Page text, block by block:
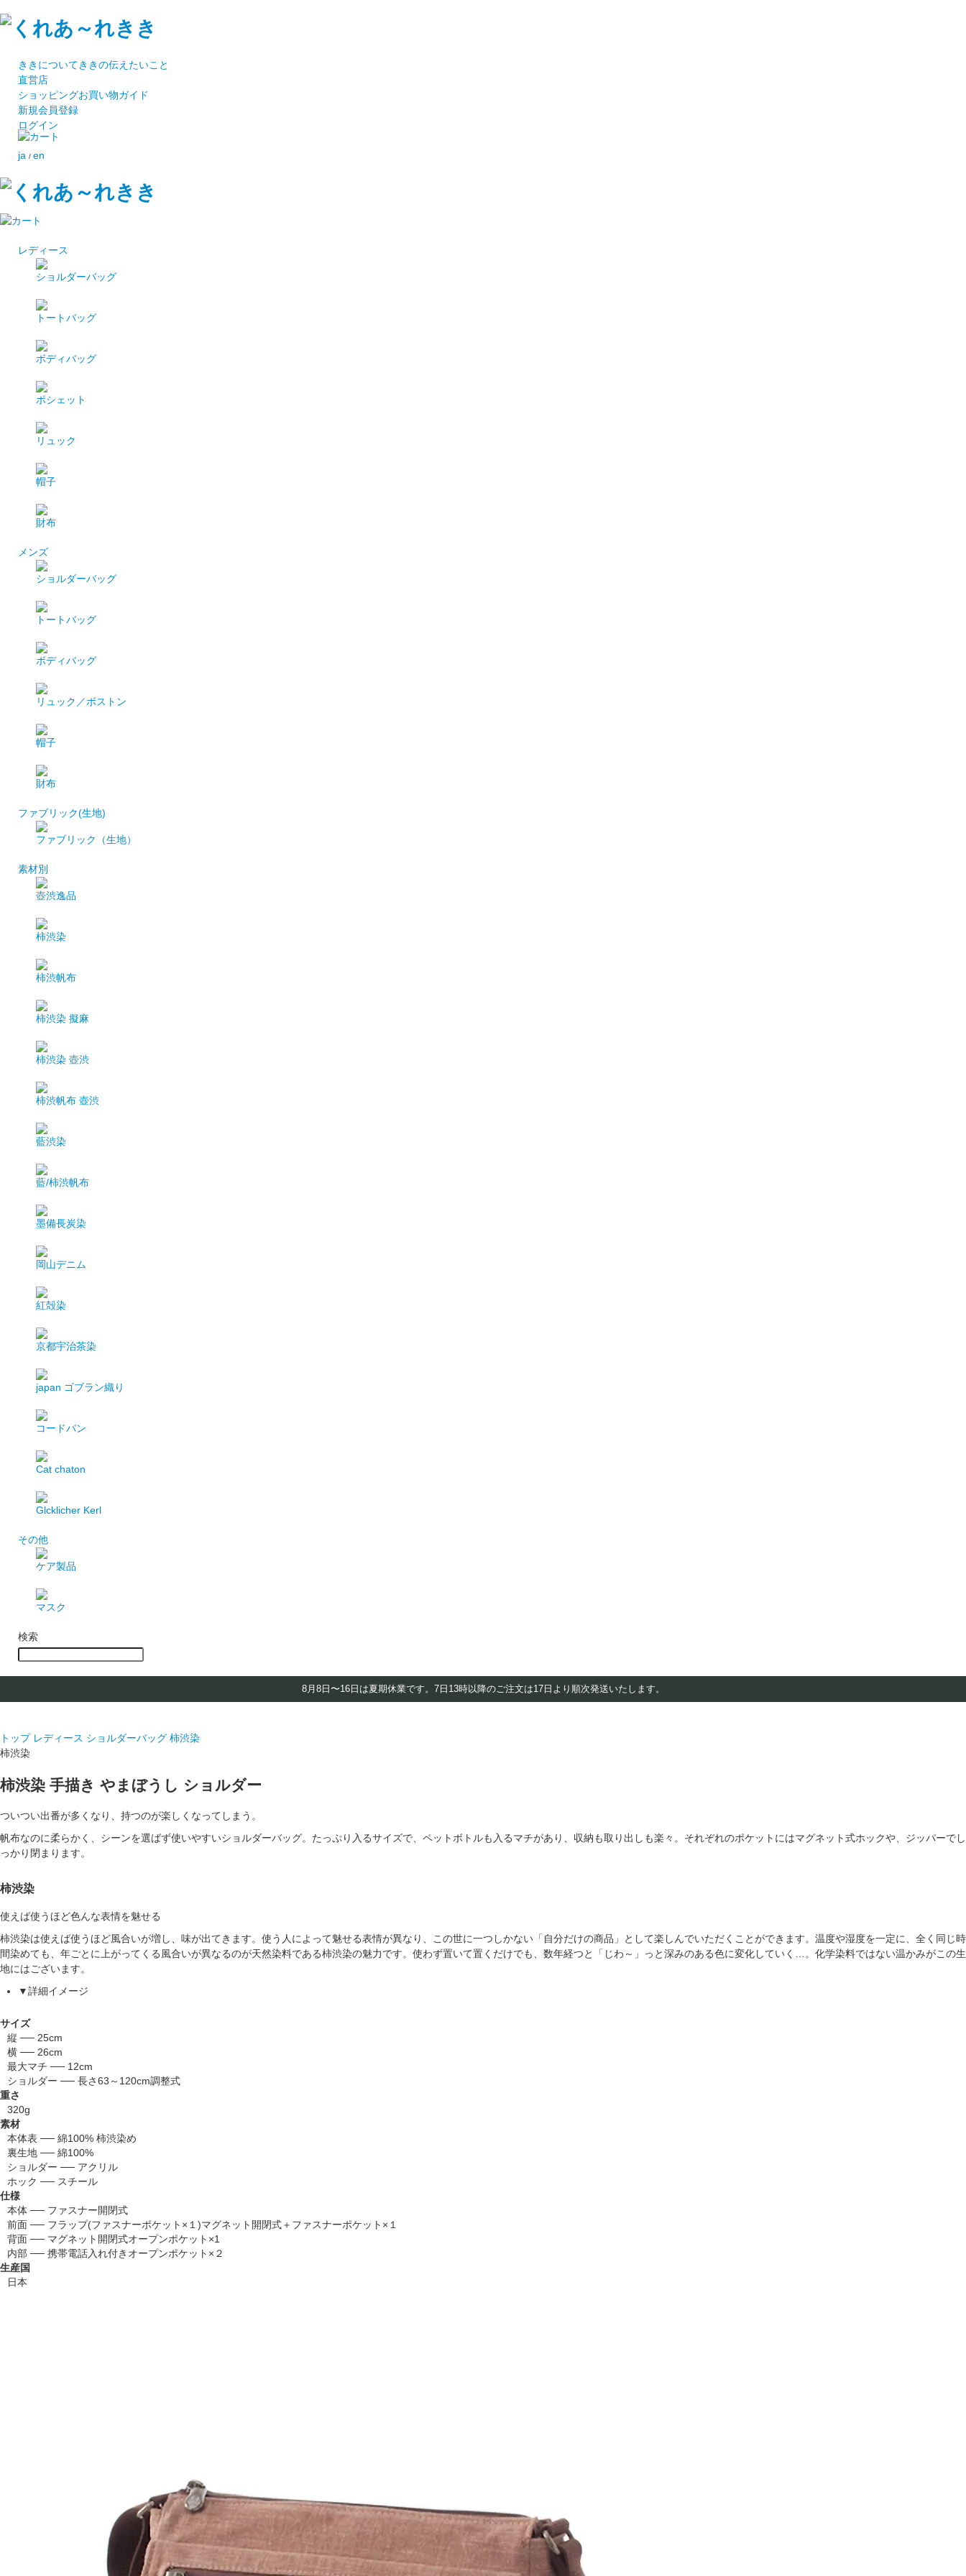
ききについてききの伝えたいこと
直営店
ショッピングお買い物ガイド
新規会員登録
ログイン
ja / en
レディース
ショルダーバッグ
トートバッグ
ボディバッグ
ポシェット
リュック
帽子
財布
メンズ
ショルダーバッグ
トートバッグ
ボディバッグ
リュック／ボストン
帽子
財布
ファブリック(生地)
ファブリック（生地）
素材別
壺渋逸品
柿渋染
柿渋帆布
柿渋染 擬麻
柿渋染 壺渋
柿渋帆布 壺渋
藍渋染
藍/柿渋帆布
墨備長炭染
岡山デニム
紅殻染
京都宇治茶染
japan ゴブラン織り
コードバン
Cat chaton
Glcklicher Kerl
その他
ケア製品
マスク
検索
8月8日〜16日は夏期休業です。 7日13時以降のご注文は17日より順次発送いたします。
トップ レディース ショルダーバッグ 柿渋染
柿渋染
柿渋染 手描き やまぼうし ショルダー
ついつい出番が多くなり、持つのが楽しくなってしまう。
帆布なのに柔らかく、シーンを選ばず使いやすいショルダーバッグ。たっぷり入るサイズで、ペットボトルも入るマチがあり、収納も取り出しも楽々。それぞれのポケットにはマグネット式ホックや、ジッパーでし
っかり閉まります。
柿渋染
使えば使うほど色んな表情を魅せる
柿渋染は使えば使うほど風合いが増し、味が出てきます。使う人によって魅せる表情が異なり、この世に一つしかない「自分だけの商品」として楽しんでいただくことができます。温度や湿度を一定に、全く同じ時
間染めても、年ごとに上がってくる風合いが異なるのが天然染料である柿渋染の魅力です。使わず置いて置くだけでも、数年経つと「じわ～」っと深みのある色に変化していく…。化学染料ではない温かみがこの生
地にはございます。
▼詳細イメージ
サイズ
縦 ── 25cm
横 ── 26cm
最大マチ ── 12cm
ショルダー ── 長さ63～120cm調整式
重さ
320g
素材
本体表 ── 綿100% 柿渋染め
裏生地 ── 綿100%
ショルダー ── アクリル
ホック ── スチール
仕様
本体 ── ファスナー開閉式
前面 ── フラップ(ファスナーポケット×１)マグネット開閉式＋ファスナーポケット×１
背面 ── マグネット開閉式オープンポケット×1
内部 ── 携帯電話入れ付きオープンポケット×２
生産国
日本